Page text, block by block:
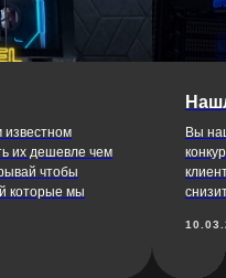
известном
их дешевле чем
чтобы
которые мы
Вы